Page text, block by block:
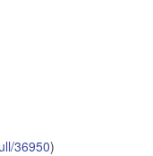
36950)